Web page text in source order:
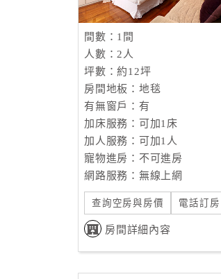
間數：1間
人數：2人
坪數：約12坪
房間地板：地毯
有無窗戶：有
加床服務：可加1床
加人服務：可加1人
寵物進房：不可進房
網路服務：無線上網
查詢空房與房價 電話訂房
房間詳細內容